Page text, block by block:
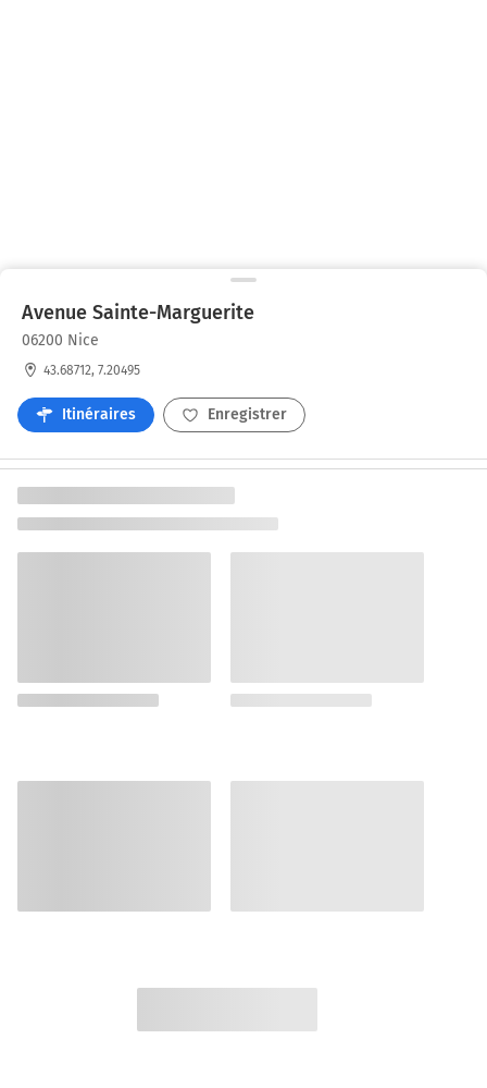
Avenue Sainte-Marguerite
06200 Nice
43.68712, 7.20495
Itinéraires Enregistrer